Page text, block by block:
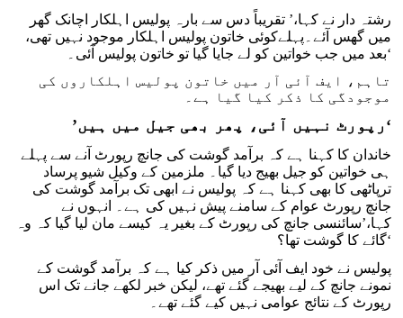
رشتہ دار نے کہا،’ تقریباً دس سے بارہ پولیس اہلکار اچانک گھر
میں گھس آئے۔پہلےکوئی خاتون پولیس اہلکار موجود نہیں تھی،
بعد میں جب خواتین کو لے جایا گیا تو خاتون پولیس آئی۔‘
تاہم، ایف آئی آر میں خاتون پولیس اہلکاروں کی
موجودگی کا ذکر کیا گیا ہے۔
’رپورٹ نہیں آئی، پھر بھی جیل میں ہیں ‘
خاندان کا کہنا ہے کہ برآمد گوشت کی جانچ رپورٹ آنے سے پہلے
ہی خواتین کو جیل بھیج دیا گیا۔ ملزمین کے وکیل شیو پرساد
ترپاٹھی کا بھی کہنا ہے کہ پولیس نے ابھی تک برآمد گوشت کی
جانچ رپورٹ عوام کے سامنے پیش نہیں کی ہے۔ انہوں نے
کہا،’سائنسی جانچ کی رپورٹ کے بغیر یہ کیسے مان لیا گیا کہ وہ
گائے کا گوشت تھا؟‘
پولیس نے خود ایف آئی آر میں ذکر کیا ہے کہ برآمد گوشت کے
نمونے جانچ کے لیے بھیجے گئے تھے، لیکن خبر لکھے جانے تک اس
رپورٹ کے نتائج عوامی نہیں کیے گئے تھے۔